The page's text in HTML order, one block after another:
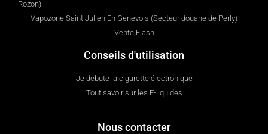
Rozon)
Vapozone Saint Julien En Genevois (Secteur douane de Perly)
Vente Flash
Conseils d'utilisation
Je débute la cigarette électronique
Tout savoir sur les E-liquides
Nous contacter